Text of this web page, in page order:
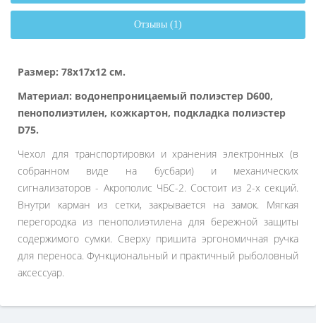
Отзывы (1)
Размер: 78х17х12 см.
Материал: водонепроницаемый полиэстер D600,
пенополиэтилен, кожкартон, подкладка полиэстер
D75.
Чехол для транспортировки и хранения электронных (в
собранном виде на бусбари) и механических
сигнализаторов - Акрополис ЧБС-2. Состоит из 2-х секций.
Внутри карман из сетки, закрывается на замок. Мягкая
перегородка из пенополиэтилена для бережной защиты
содержимого сумки. Сверху пришита эргономичная ручка
для переноса. Функциональный и практичный рыболовный
аксессуар.